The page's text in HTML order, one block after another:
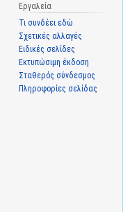
Εργαλεία
Τι συνδέει εδώ
Σχετικές αλλαγές
Ειδικές σελίδες
Εκτυπώσιμη έκδοση
Σταθερός σύνδεσμος
Πληροφορίες σελίδας